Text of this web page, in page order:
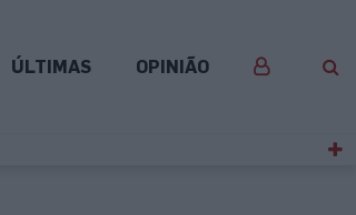
ÚLTIMAS OPINIÃO